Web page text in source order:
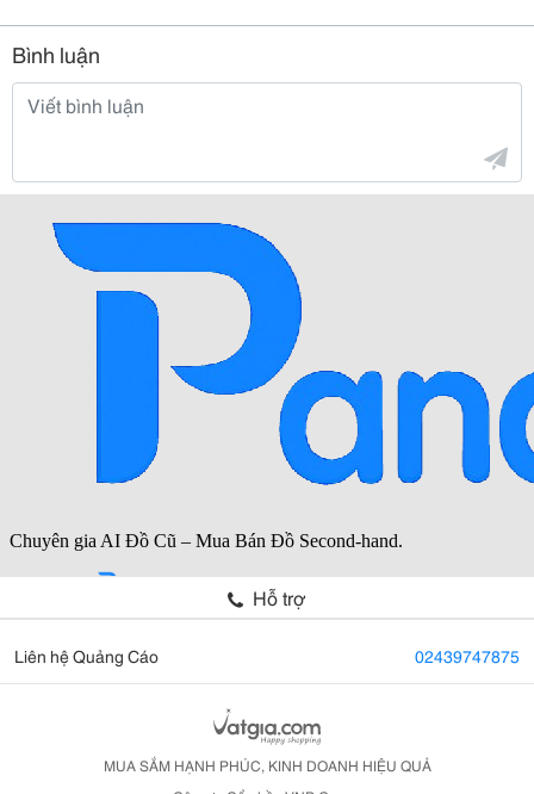
Bình luận
Hỗ trợ
Liên hệ Quảng Cáo 02439747875
MUA SẮM HẠNH PHÚC, KINH DOANH HIỆU QUẢ